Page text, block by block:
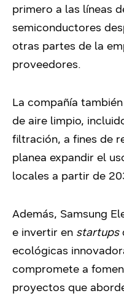
primero a las líneas
semiconductores
otras partes de la
proveedores.
La compañía
de aire limpio,
filtración, a fines de
planea expandir el
locales a partir de
Además, Samsung
e invertir en startups
ecológicas
compromete a
proyectos que